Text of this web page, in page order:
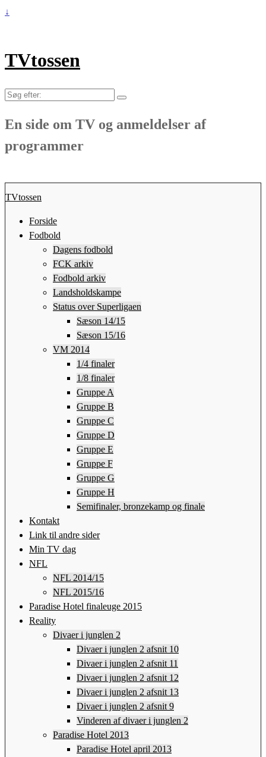
↓
TVtossen
Søg
En side om TV og anmeldelser af
programmer
TVtossen
Forside
Fodbold
Dagens fodbold
FCK arkiv
Fodbold arkiv
Landsholdskampe
Status over Superligaen
Sæson 14/15
Sæson 15/16
VM 2014
1/4 finaler
1/8 finaler
Gruppe A
Gruppe B
Gruppe C
Gruppe D
Gruppe E
Gruppe F
Gruppe G
Gruppe H
Semifinaler, bronzekamp og finale
Kontakt
Link til andre sider
Min TV dag
NFL
NFL 2014/15
NFL 2015/16
Paradise Hotel finaleuge 2015
Reality
Divaer i junglen 2
Divaer i junglen 2 afsnit 10
Divaer i junglen 2 afsnit 11
Divaer i junglen 2 afsnit 12
Divaer i junglen 2 afsnit 13
Divaer i junglen 2 afsnit 9
Vinderen af divaer i junglen 2
Paradise Hotel 2013
Paradise Hotel april 2013